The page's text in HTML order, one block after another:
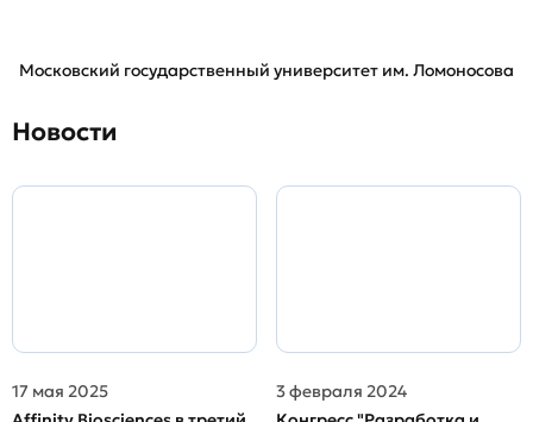
Московский государственный университет им. Ломоносова
Новости
17 мая 2025
3 февраля 2024